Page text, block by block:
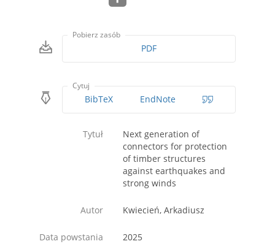
Pobierz zasób
PDF
Cytuj
BibTeX EndNote
Tytuł
Next generation of
connectors for protection
of timber structures
against earthquakes and
strong winds
Autor Kwiecień, Arkadiusz
Data powstania 2025